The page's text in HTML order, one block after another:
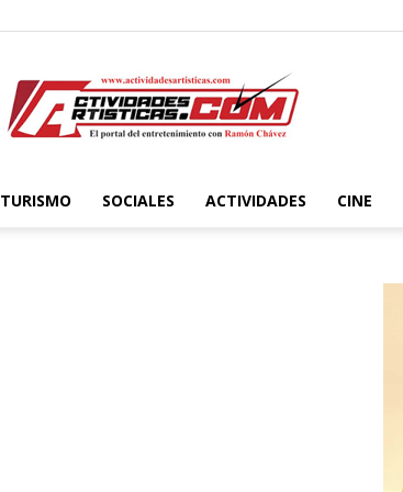
Actividadesartisticas.com
TURISMO SOCIALES ACTIVIDADES CINE